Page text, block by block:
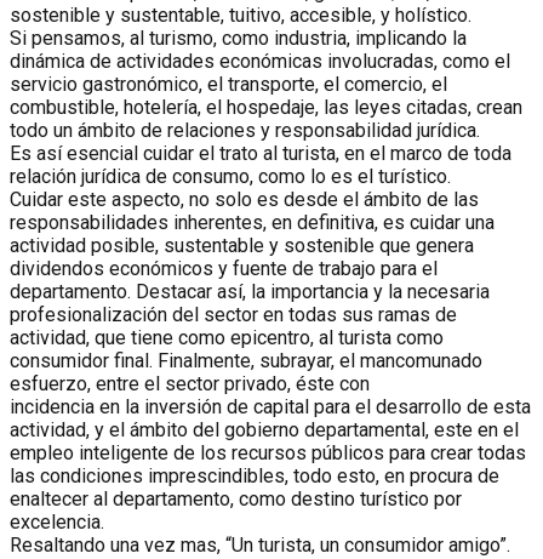
sostenible y sustentable, tuitivo, accesible, y holístico.
Si pensamos, al turismo, como industria, implicando la
dinámica de actividades económicas involucradas, como el
servicio gastronómico, el transporte, el comercio, el
combustible, hotelería, el hospedaje, las leyes citadas, crean
todo un ámbito de relaciones y responsabilidad jurídica.
Es así esencial cuidar el trato al turista, en el marco de toda
relación jurídica de consumo, como lo es el turístico.
Cuidar este aspecto, no solo es desde el ámbito de las
responsabilidades inherentes, en definitiva, es cuidar una
actividad posible, sustentable y sostenible que genera
dividendos económicos y fuente de trabajo para el
departamento. Destacar así, la importancia y la necesaria
profesionalización del sector en todas sus ramas de
actividad, que tiene como epicentro, al turista como
consumidor final. Finalmente, subrayar, el mancomunado
esfuerzo, entre el sector privado, éste con
incidencia en la inversión de capital para el desarrollo de esta
actividad, y el ámbito del gobierno departamental, este en el
empleo inteligente de los recursos públicos para crear todas
las condiciones imprescindibles, todo esto, en procura de
enaltecer al departamento, como destino turístico por
excelencia.
Resaltando una vez mas, “Un turista, un consumidor amigo”.